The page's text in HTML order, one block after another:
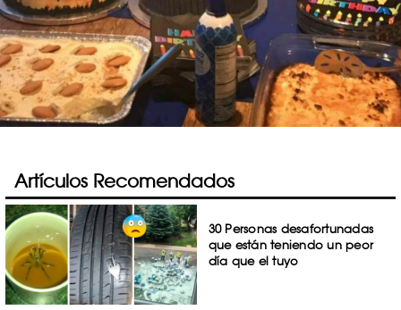
Artículos Recomendados
30 Personas desafortunadas
que están teniendo un peor
día que el tuyo